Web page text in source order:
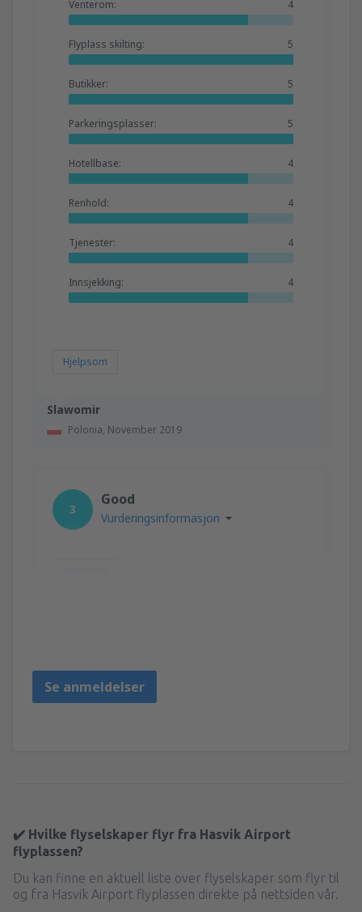
Slawomir
Polonia, November 2019
Venterom: 4
Flyplass skilting: 5
Butikker: 5
Parkeringsplasser: 5
Hotellbase: 4
Renhold: 4
Tjenester: 4
Innsjekking: 4
Hjelpsom
3
Good
Vurderingsinformasjon
Se anmeldelser
✔️ Hvilke flyselskaper flyr fra Hasvik Airport
flyplassen?
Du kan finne en aktuell liste over flyselskaper som flyr til
og fra Hasvik Airport flyplassen direkte på nettsiden vår.